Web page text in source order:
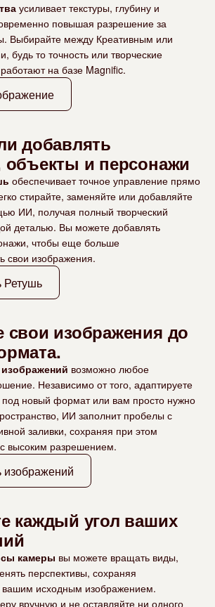
усиливает текстуры, глубину и
повышая разрешение за
Выбирайте между Креативным или
будь то точность или творческие
на базе Magnific.
добавлять
и персонажи
обеспечивает точное управление прямо
стирайте, заменяйте или добавляйте
ИИ, получая полный творческий
деталью. Вы можете добавлять
чтобы еще больше
свои изображения.
Ретушь
свои изображения до
возможно любое
Независимо от того, адаптируете
новый формат или вам просто нужно
ИИ заполнит пробелы с
заливки, сохраняя при этом
высоким разрешением.
изображений
каждый угол ваших
камеры вы можете вращать виды,
перспективы, сохраняя
вашим исходным изображением.
вручную и не оставляйте ни одного